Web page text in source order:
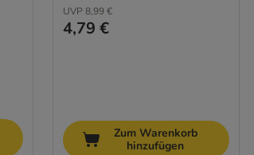
UVP 8,99 €
4,79 €
Zum Warenkorb
hinzufügen